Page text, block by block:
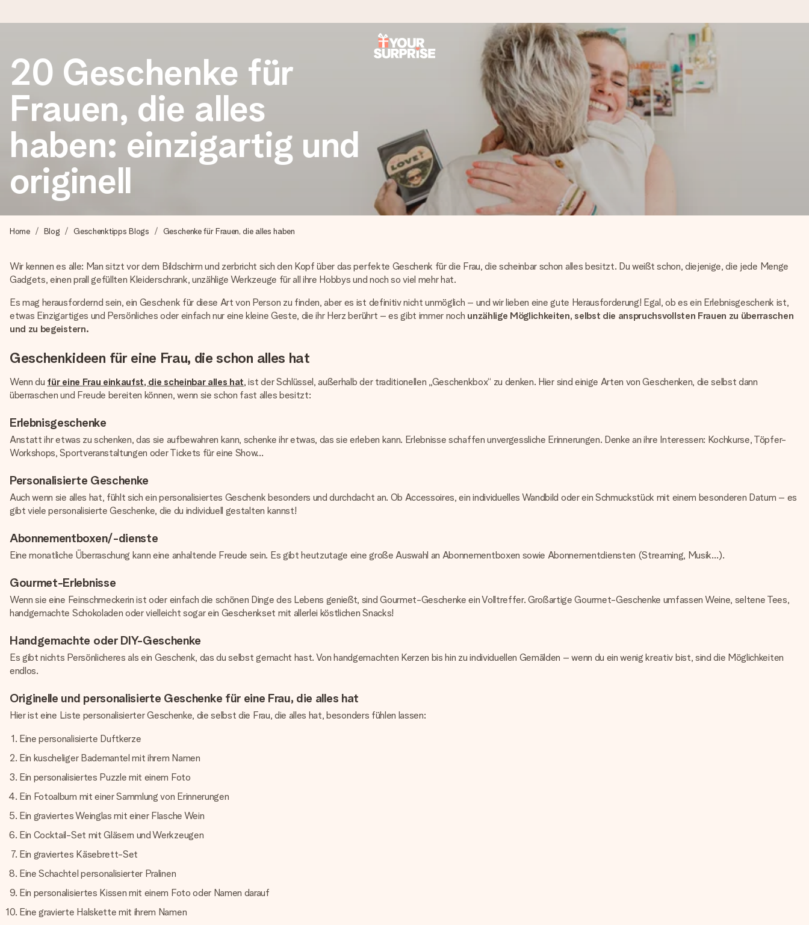
Heute bestellt, in 1 Werktag verschickt
Wir bereiten dein Geschenk sorgfältig vor und schicken es blitzschnell – damit du es genau zum richtigen Zeitpunkt überreichen kannst, wenn es am meisten
zählt.
4,8 (basierend auf +15.000 Bewertungen)
Unsere Geschenke begeistern. Kunden bewerten uns mit 4,8 bei Google Reviews (Gesamtergebnis aller Länder, in die wir versenden).
+49 39292 929695
Montag - Freitag : 8:30 - 17:00 Uhr
20 Geschenke für
Frauen, die alles
haben: einzigartig und
originell
Home Blog Geschenktipps Blogs Geschenke für Frauen, die alles haben
Wir kennen es alle: Man sitzt vor dem Bildschirm und zerbricht sich den Kopf über das perfekte Geschenk für die Frau, die scheinbar schon alles besitzt. Du weißt schon, diejenige, die jede Menge
Gadgets, einen prall gefüllten Kleiderschrank, unzählige Werkzeuge für all ihre Hobbys und noch so viel mehr hat.
Es mag herausfordernd sein, ein Geschenk für diese Art von Person zu finden, aber es ist definitiv nicht unmöglich – und wir lieben eine gute Herausforderung! Egal, ob es ein Erlebnisgeschenk ist,
etwas Einzigartiges und Persönliches oder einfach nur eine kleine Geste, die ihr Herz berührt – es gibt immer noch unzählige Möglichkeiten, selbst die anspruchsvollsten Frauen zu überraschen
und zu begeistern.
Geschenkideen für eine Frau, die schon alles hat
Wenn du für eine Frau einkaufst, die scheinbar alles hat, ist der Schlüssel, außerhalb der traditionellen „Geschenkbox“ zu denken. Hier sind einige Arten von Geschenken, die selbst dann
überraschen und Freude bereiten können, wenn sie schon fast alles besitzt:
Erlebnisgeschenke
Anstatt ihr etwas zu schenken, das sie aufbewahren kann, schenke ihr etwas, das sie erleben kann. Erlebnisse schaffen unvergessliche Erinnerungen. Denke an ihre Interessen: Kochkurse, Töpfer-
Workshops, Sportveranstaltungen oder Tickets für eine Show…
Personalisierte Geschenke
Auch wenn sie alles hat, fühlt sich ein personalisiertes Geschenk besonders und durchdacht an. Ob Accessoires, ein individuelles Wandbild oder ein Schmuckstück mit einem besonderen Datum – es
gibt viele personalisierte Geschenke, die du individuell gestalten kannst!
Abonnementboxen/-dienste
Eine monatliche Überraschung kann eine anhaltende Freude sein. Es gibt heutzutage eine große Auswahl an Abonnementboxen sowie Abonnementdiensten (Streaming, Musik…).
Gourmet-Erlebnisse
Wenn sie eine Feinschmeckerin ist oder einfach die schönen Dinge des Lebens genießt, sind Gourmet-Geschenke ein Volltreffer. Großartige Gourmet-Geschenke umfassen Weine, seltene Tees,
handgemachte Schokoladen oder vielleicht sogar ein Geschenkset mit allerlei köstlichen Snacks!
Handgemachte oder DIY-Geschenke
Es gibt nichts Persönlicheres als ein Geschenk, das du selbst gemacht hast. Von handgemachten Kerzen bis hin zu individuellen Gemälden – wenn du ein wenig kreativ bist, sind die Möglichkeiten
endlos.
Originelle und personalisierte Geschenke für eine Frau, die alles hat
Hier ist eine Liste personalisierter Geschenke, die selbst die Frau, die alles hat, besonders fühlen lassen:
Eine personalisierte Duftkerze
Ein kuscheliger Bademantel mit ihrem Namen
Ein personalisiertes Puzzle mit einem Foto
Ein Fotoalbum mit einer Sammlung von Erinnerungen
Ein graviertes Weinglas mit einer Flasche Wein
Ein Cocktail-Set mit Gläsern und Werkzeugen
Ein graviertes Käsebrett-Set
Eine Schachtel personalisierter Pralinen
Ein personalisiertes Kissen mit einem Foto oder Namen darauf
Eine gravierte Halskette mit ihrem Namen